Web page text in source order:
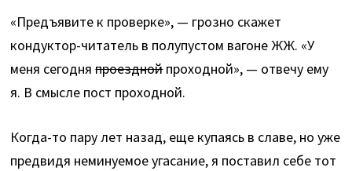
«Предъявите к проверке», — грозно скажет
кондуктор-читатель в полупустом вагоне ЖЖ. «У
меня сегодняпроезднойпроходной», — отвечу ему
я. В смысле пост проходной.
Когда-то пару лет назад, еще купаясь в славе, но уже
предвидя неминуемое угасание, я поставил себе тот